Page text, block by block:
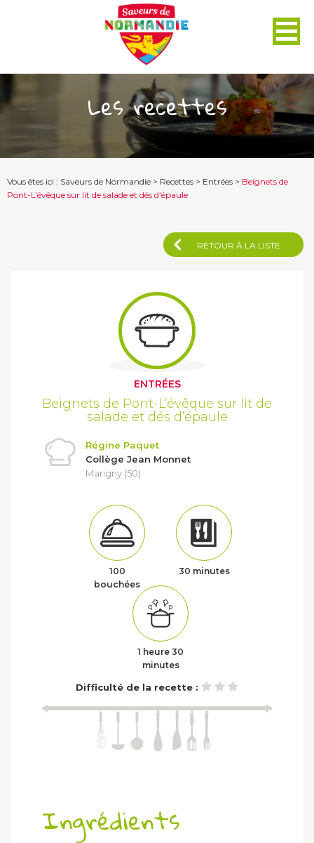
Les recettes
Vous êtes ici : Saveurs de Normandie > Recettes > Entrées > Beignets de
Pont-L’évêque sur lit de salade et dés d’épaule
RETOUR À LA LISTE
ENTRÉES
Beignets de Pont-L’évêque sur lit de
salade et dés d’épaule
Régine Paquet
Collège Jean Monnet
Marigny (50)
100
bouchées
30 minutes
1 heure 30
minutes
Difficulté de la recette :
Ingrédients